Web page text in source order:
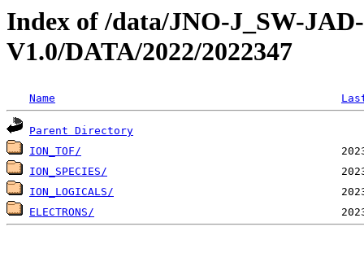
Index of /data/JNO-J_SW-
V1.0/DATA/2022/2022347
Name
Parent Directory
ION_TOF/
ION_SPECIES/
ION_LOGICALS/
ELECTRONS/